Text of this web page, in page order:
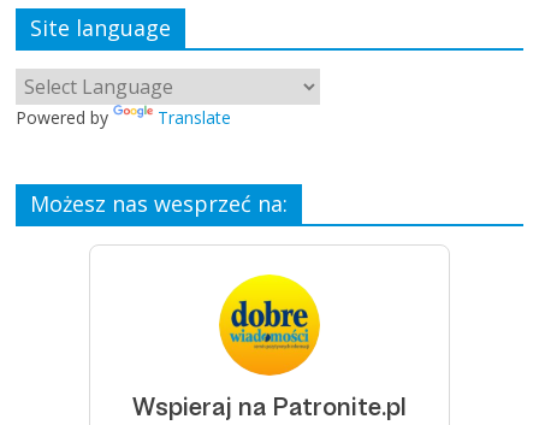
Site language
Powered by Translate
Możesz nas wesprzeć na: